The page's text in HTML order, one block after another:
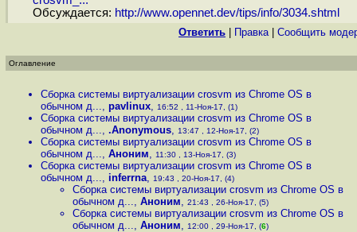
Обсуждается: http://www.opennet.dev/tips/info/3034.shtml
Ответить Правка| Cообщить
Оглавление
Сборка системы виртуализации crosvm из Chrome OS в
обычном д..., pavlinux, 16:52 , 11-Ноя-17, (1)
Сборка системы виртуализации crosvm из Chrome OS в
обычном д..., .Anonymous, 13:47 , 12-Ноя-17, (2)
Сборка системы виртуализации crosvm из Chrome OS в
обычном д..., Аноним, 11:30 , 13-Ноя-17, (3)
Сборка системы виртуализации crosvm из Chrome OS в
обычном д..., inferrna, 19:43 , 20-Ноя-17, (4)
Сборка системы виртуализации crosvm из Chrome OS в
обычном д..., Аноним, 21:43 , 26-Ноя-17, (5)
Сборка системы виртуализации crosvm из Chrome OS в
обычном д..., Аноним, 12:00 , 29-Ноя-17, (6)